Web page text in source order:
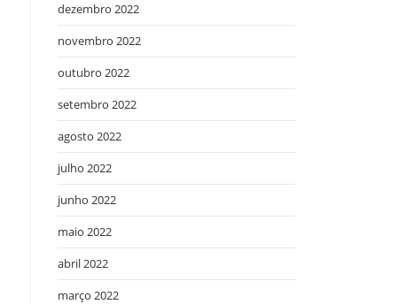
dezembro 2022
novembro 2022
outubro 2022
setembro 2022
agosto 2022
julho 2022
junho 2022
maio 2022
abril 2022
março 2022